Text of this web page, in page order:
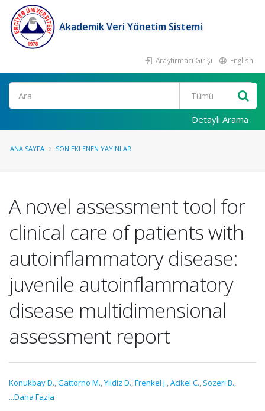
Akademik Veri Yönetim Sistemi
Araştırmacı Girişi English
Ara
Detaylı Arama
ANA SAYFA SON EKLENEN YAYINLAR
A novel assessment tool for
clinical care of patients with
autoinflammatory disease:
juvenile autoinflammatory
disease multidimensional
assessment report
Konukbay D.,Gattorno M.,Yildiz D.,Frenkel J.,Acikel C., Sozeri B.,
...Daha Fazla